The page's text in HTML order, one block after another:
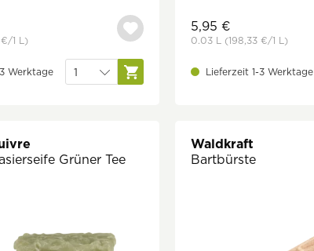
/1 L)
Werktage
5,95 €
0.03 L (198,33 €/1 L)
Lieferzeit 1-3 Werktage
Grüner Tee
Waldkraft
Bartbürste